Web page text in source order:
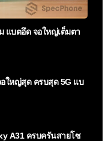
แบตอึด จอใหญ่เต็มตา
อใหญ่สุด ครบสุด 5G แบ
A31 ครบครันสายโซ